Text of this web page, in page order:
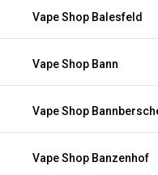
Vape Shop Balesfeld
Vape Shop Bann
Vape Shop
Vape Shop Banzenhof